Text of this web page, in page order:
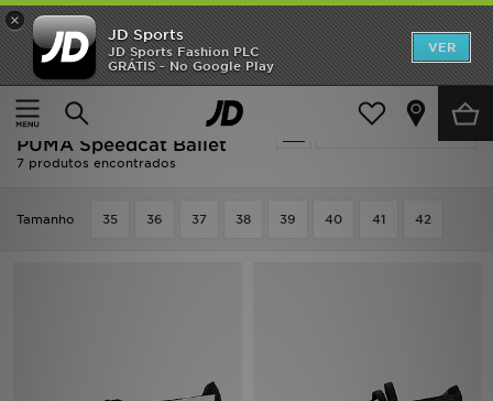
×
JD Sports
JD Sports Fashion PLC
GRÁTIS - No Google Play
VER
Página principal
Mulher
Actualizar a pesquisa
Mulher - Ballet Pumps -
PUMA Speedcat Ballet
7 produtos encontrados
Tamanho 35 36 37 38 39 40 41 42
INÍCIO
Promoções
NOVIDADES